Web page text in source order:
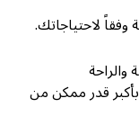
لاحتياجاتك.
والراحة
قدر ممكن من